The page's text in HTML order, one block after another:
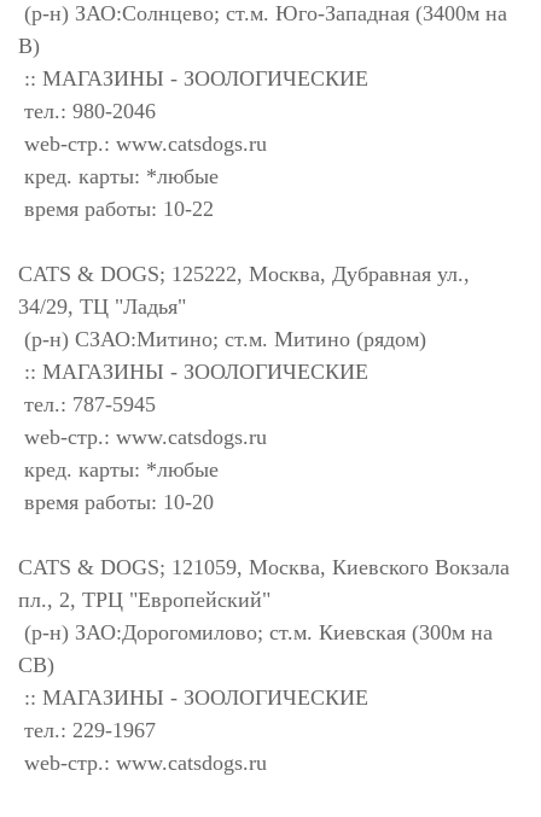
(р-н) ЗАО:Солнцево; ст.м. Юго-Западная (3400м на
В)
:: МАГАЗИНЫ - ЗООЛОГИЧЕСКИЕ
тел.: 980-2046
web-стр.: www.catsdogs.ru
кред. карты: *любые
время работы: 10-22
CATS & DOGS; 125222, Москва, Дубравная ул.,
34/29, ТЦ "Ладья"
(р-н) СЗАО:Митино; ст.м. Митино (рядом)
:: МАГАЗИНЫ - ЗООЛОГИЧЕСКИЕ
тел.: 787-5945
web-стр.: www.catsdogs.ru
кред. карты: *любые
время работы: 10-20
CATS & DOGS; 121059, Москва, Киевского Вокзала
пл., 2, ТРЦ "Европейский"
(р-н) ЗАО:Дорогомилово; ст.м. Киевская (300м на
СВ)
:: МАГАЗИНЫ - ЗООЛОГИЧЕСКИЕ
тел.: 229-1967
web-стр.: www.catsdogs.ru